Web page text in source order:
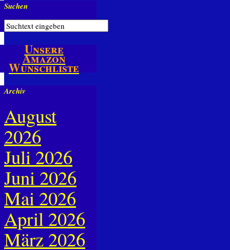
Suchen
Unsere
Amazon
Wunschliste
Archiv
August
2026
Juli 2026
Juni 2026
Mai 2026
April 2026
März 2026